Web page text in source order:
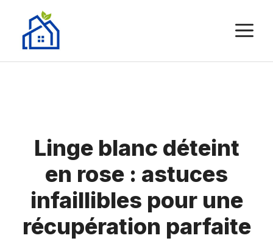
contenu
Linge blanc déteint
en rose : astuces
infaillibles pour une
récupération parfaite